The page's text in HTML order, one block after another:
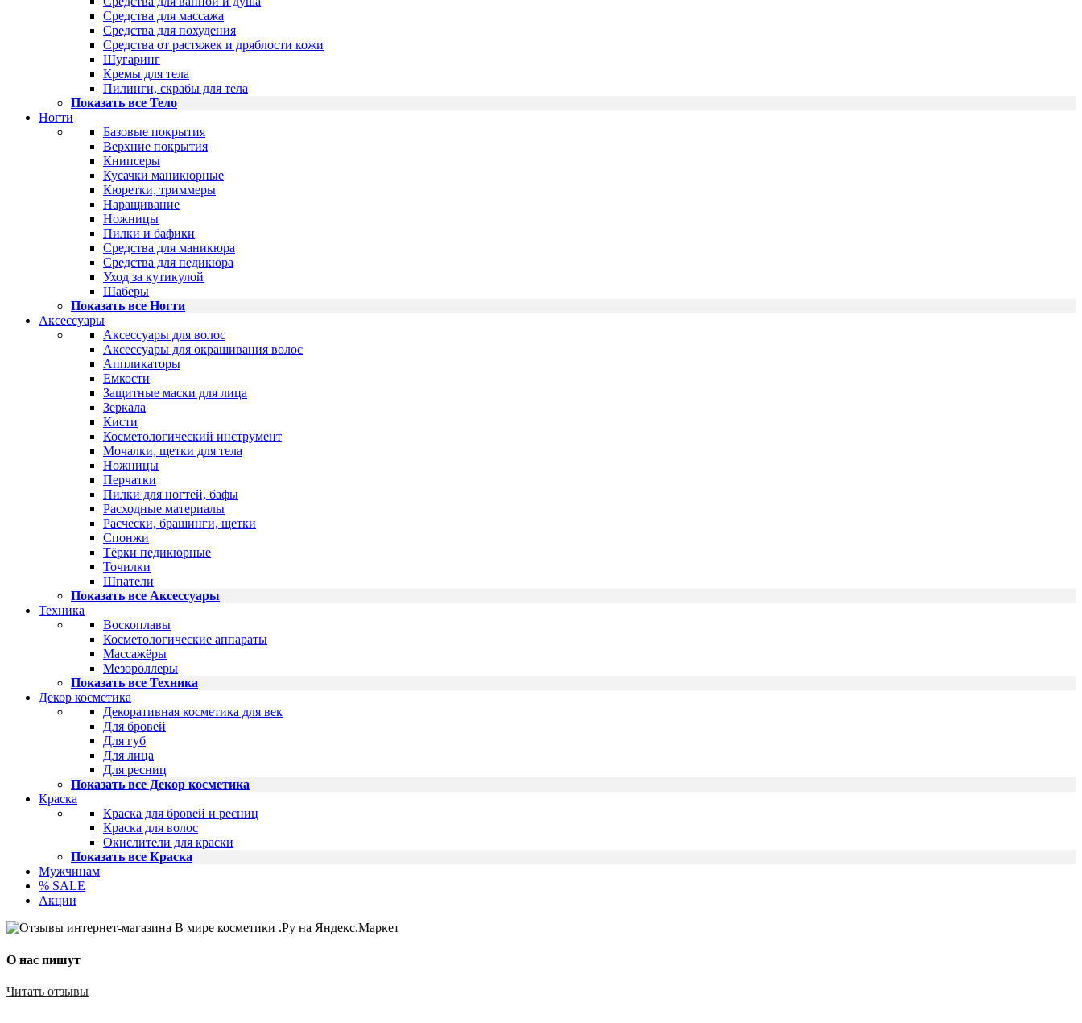
Средства для массажа
Средства для похудения
Средства от растяжек и дряблости кожи
Шугаринг
Кремы для тела
Пилинги, скрабы для тела
Показать все Тело
Ногти
Базовые покрытия
Верхние покрытия
Книпсеры
Кусачки маникюрные
Кюретки, триммеры
Наращивание
Ножницы
Пилки и бафики
Средства для маникюра
Средства для педикюра
Уход за кутикулой
Шаберы
Показать все Ногти
Аксессуары
Аксессуары для волос
Аксессуары для окрашивания волос
Аппликаторы
Емкости
Защитные маски для лица
Зеркала
Кисти
Косметологический инструмент
Мочалки, щетки для тела
Ножницы
Перчатки
Пилки для ногтей, бафы
Расходные материалы
Расчески, брашинги, щетки
Спонжи
Тёрки педикюрные
Точилки
Шпатели
Показать все Аксессуары
Техника
Воскоплавы
Косметологические аппараты
Массажёры
Мезороллеры
Показать все Техника
Декор косметика
Декоративная косметика для век
Для бровей
Для губ
Для лица
Для ресниц
Показать все Декор косметика
Краска
Краска для бровей и ресниц
Краска для волос
Окислители для краски
Показать все Краска
Мужчинам
% SALE
Акции
О нас пишут
Читать отзывы